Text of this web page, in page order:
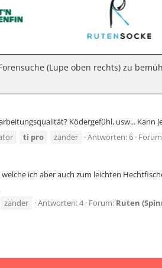
(Lupe oben rechts) zu
Ködergefühl, usw...
ti pro zander Antworten: 6
ich aber auch zum leichten
zander Antworten: 4 Forum: Ruten